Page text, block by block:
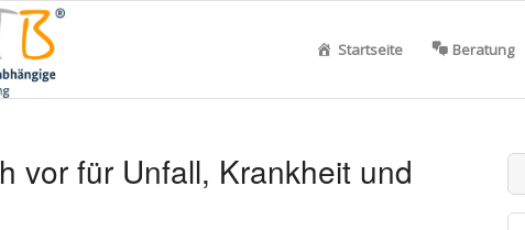
Startseite Beratung
vor für Unfall, Krankheit und